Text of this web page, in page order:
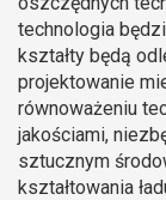
technologia
kształty będą
projektowanie
równoważeniu
jakościami,
sztucznym
kształtowania